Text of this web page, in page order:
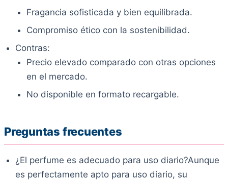
Fragancia sofisticada y bien equilibrada.
Compromiso ético con la sostenibilidad.
Contras:
Precio elevado comparado con otras opciones
en el mercado.
No disponible en formato recargable.
Preguntas frecuentes
¿El perfume es adecuado para uso diario?Aunque
es perfectamente apto para uso diario, su